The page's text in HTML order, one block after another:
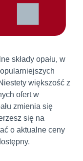
składy opału, w
większość z
ofert w
zmienia się
się na
o aktualne ceny